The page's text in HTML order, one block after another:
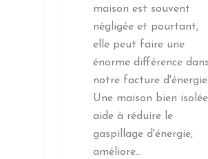
maison est souvent
négligée et pourtant,
elle peut faire une
énorme différence
notre facture
Une maison bien isolée
aide à réduire le
gaspillage d'énergie,
améliore…